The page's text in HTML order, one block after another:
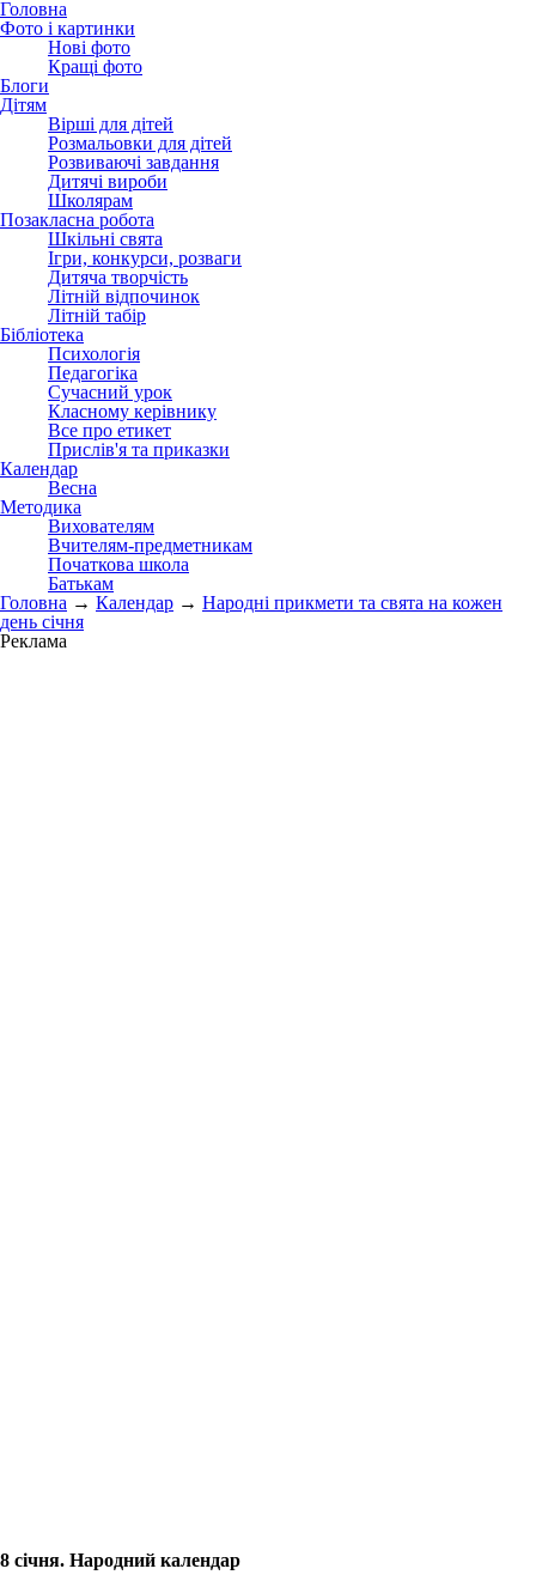
Головна
Фото і картинки
Нові фото
Кращі фото
Блоги
Дітям
Вірші для дітей
Розмальовки для дітей
Розвиваючі завдання
Дитячі вироби
Школярам
Позакласна робота
Шкільні свята
Ігри, конкурси, розваги
Дитяча творчість
Літній відпочинок
Літній табір
Бібліотека
Психологія
Педагогіка
Сучасний урок
Класному керівнику
Все про етикет
Прислів'я та приказки
Календар
Весна
Методика
Вихователям
Вчителям-предметникам
Початкова школа
Батькам
Головна → Календар → Народні прикмети та свята на кожен
день січня
Реклама
8 січня. Народний календар